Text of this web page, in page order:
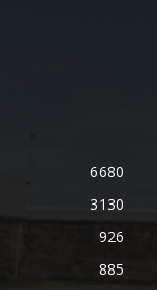
6680
3130
926
885